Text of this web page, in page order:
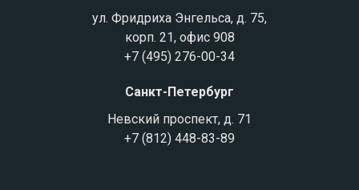
ул. Фридриха Энгельса, д. 75,
корп. 21, офис 908
+7 (495) 276-00-34
Санкт-Петербург
Невский проспект, д. 71
+7 (812) 448-83-89